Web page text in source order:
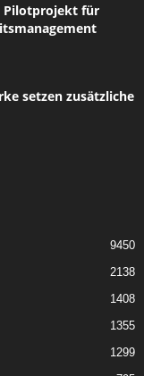
Pilotprojekt für
setzen zusätzliche
9450
2138
1408
1355
1299